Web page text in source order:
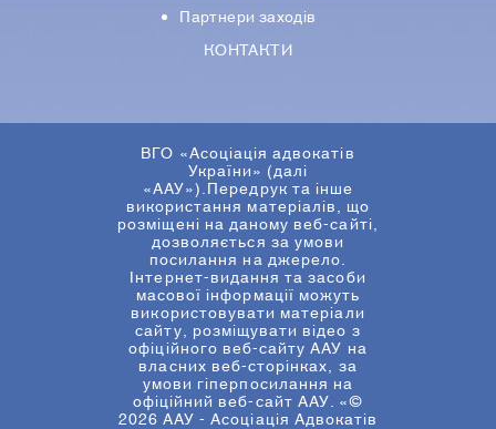
Партнери заходів
КОНТАКТИ
ВГО «Асоціація адвокатів
України» (далі
«ААУ»).Передрук та інше
використання матеріалів, що
розміщені на даному веб-сайті,
дозволяється за умови
посилання на джерело.
Інтернет-видання та засоби
масової інформації можуть
використовувати матеріали
сайту, розміщувати відео з
офіційного веб-сайту ААУ на
власних веб-сторінках, за
умови гіперпосилання на
офіційний веб-сайт ААУ. «©
2026 ААУ - Асоціація Адвокатів